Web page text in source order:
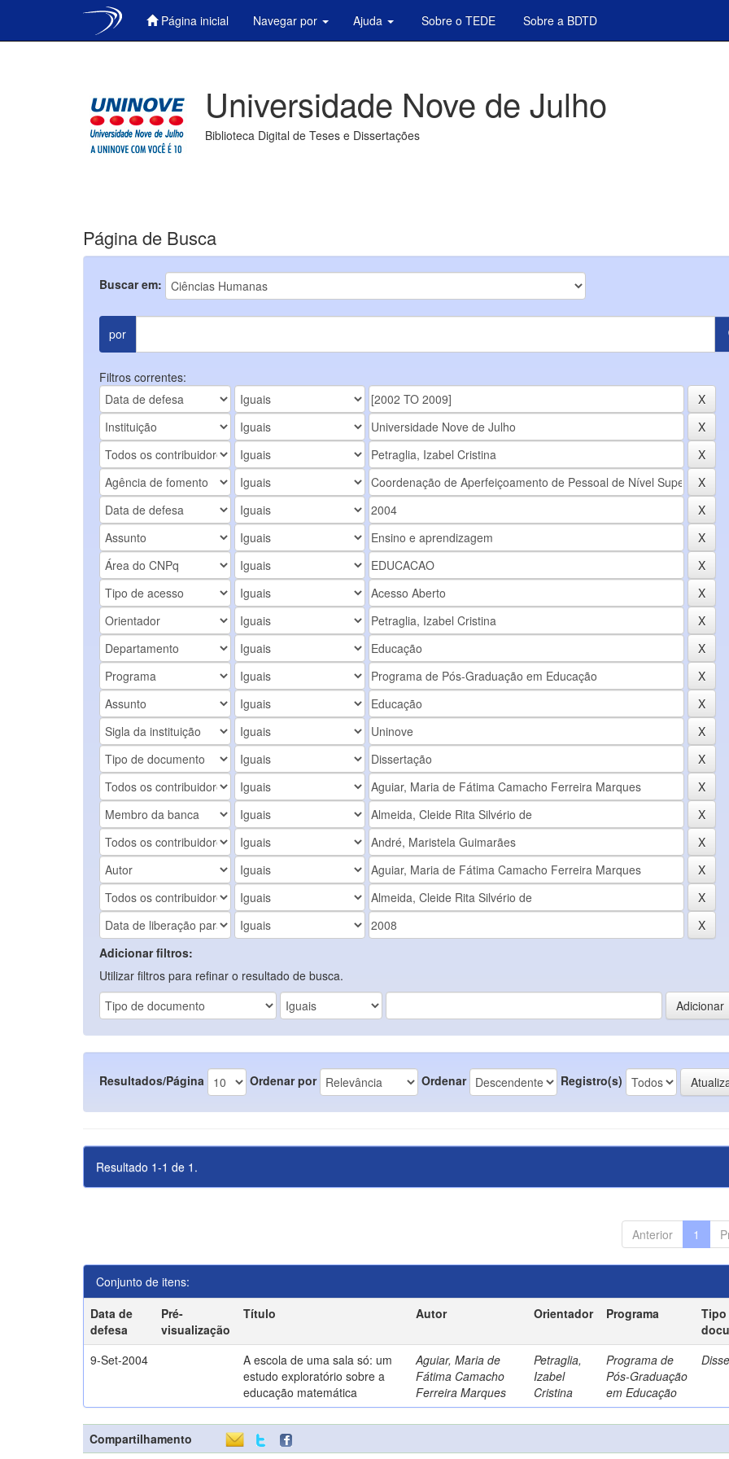
Página inicial Navegar por Ajuda Sobre o TEDE Sobre a BDTD
Universidade Nove de Julho
Biblioteca Digital de Teses e Dissertações
Página de Busca
Buscar em:
por
Filtros correntes:
Adicionar filtros:
Utilizar filtros para refinar o resultado de busca.
Resultados/Página Ordenar por Ordenar Registro(s)
Resultado 1-1 de 1.
Anterior 1
Conjunto de itens:
Data de
defesa
Pré-
visualização
Título Autor Orientador Programa
Tipo
9-Set-2004
A escola de uma sala só: um
estudo exploratório sobre a
educação matemática
Aguiar, Maria de
Fátima Camacho
Ferreira Marques
Petraglia,
Izabel
Cristina
Programa de
Pós-Graduação
em Educação
Compartilhamento